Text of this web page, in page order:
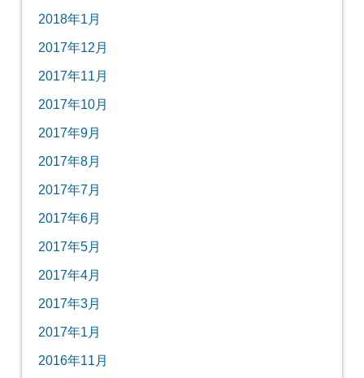
2018年1月
2017年12月
2017年11月
2017年10月
2017年9月
2017年8月
2017年7月
2017年6月
2017年5月
2017年4月
2017年3月
2017年1月
2016年11月